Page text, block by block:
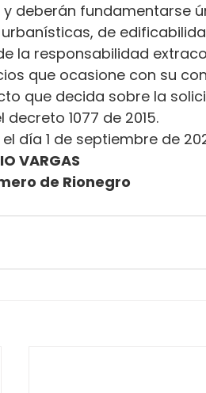
deberán fundamentarse
de
la responsabilidad
que ocasione con su
que decida sobre la
decreto 1077 de 2015.
día 1 de septiembre de
VARGAS
de Rionegro